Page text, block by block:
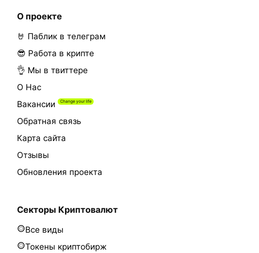
О проекте
🤘 Паблик в телеграм
😎 Работа в крипте
👌 Мы в твиттере
О Нас
Вакансии
Обратная связь
Карта сайта
Отзывы
Обновления проекта
Секторы Криптовалют
Все виды
Токены криптобирж